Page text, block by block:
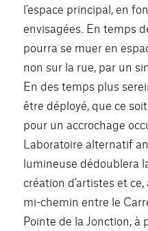
l’espace principal, en
envisagées. En temps
pourra se muer en
non sur la rue, par un
En des temps plus
être déployé, que ce
pour un accrochage
Laboratoire alternatif
lumineuse dédoublera
création d’artistes et
mi-chemin entre le
Pointe de la Jonction,